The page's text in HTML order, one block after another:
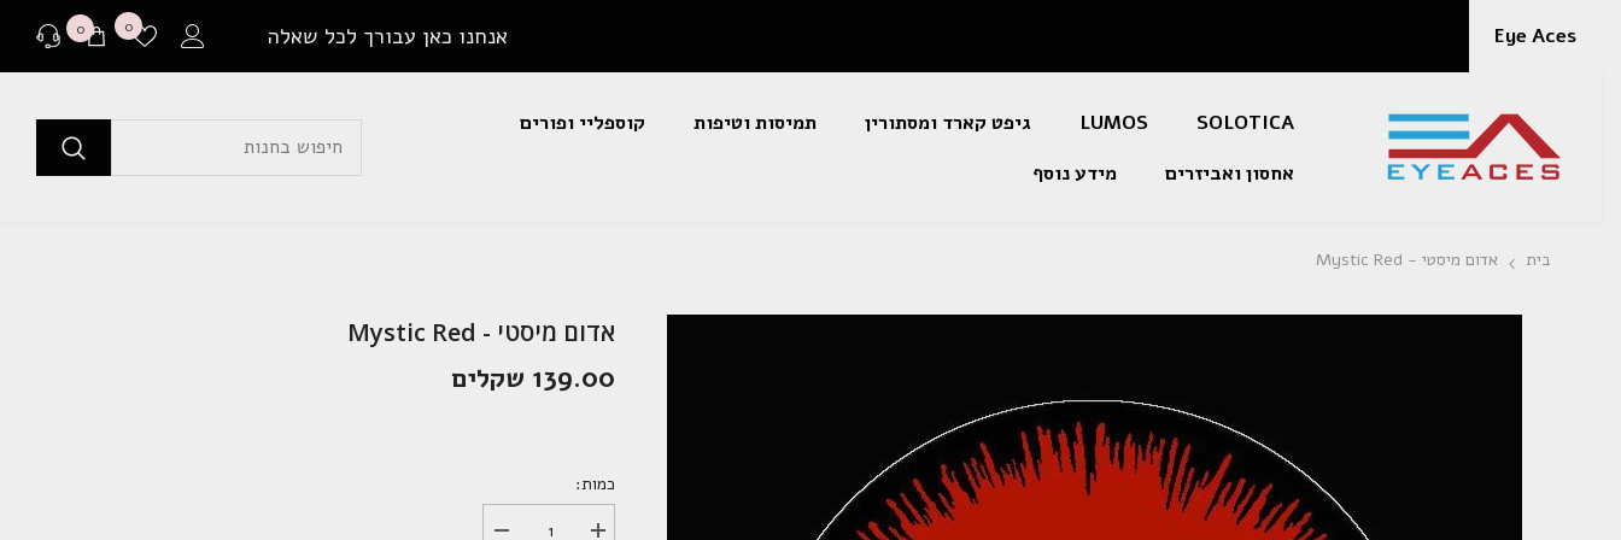
Eye Aces אנחנו כאן עבורך לכל שאלה 0 רשימת
משאלות
0
0
פריטים
בכל שאלה או התלבטות ניתן ליצור איתנו קשר במגוון
או לבקר בדף שאלות ותשובות שלנו
SOLOTICA
LUMOS גיפט קארד ומסתורין תמיסות וטיפות
קוספליי ופורים
אחסון ואביזרים
מידע נוסף
בית אדום מיסטי - Mystic Red
אדום מיסטי - Mystic Red
139.00 שקלים
כמות: